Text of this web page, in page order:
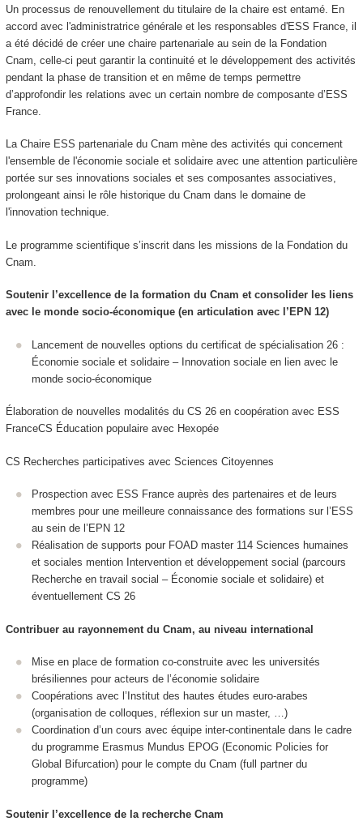
Un processus de renouvellement du titulaire de la chaire est entamé. En
accord avec l'administratrice générale et les responsables d'ESS France, il
a été décidé de créer une chaire partenariale au sein de la Fondation
Cnam, celle-ci peut garantir la continuité et le développement des activités
pendant la phase de transition et en même de temps permettre
d’approfondir les relations avec un certain nombre de composante d’ESS
France.
La Chaire ESS partenariale du Cnam mène des activités qui concernent
l'ensemble de l'économie sociale et solidaire avec une attention particulière
portée sur ses innovations sociales et ses composantes associatives,
prolongeant ainsi le rôle historique du Cnam dans le domaine de
l'innovation technique.
Le programme scientifique s’inscrit dans les missions de la Fondation du
Cnam.
Soutenir l’excellence de la formation du Cnam et consolider les liens
avec le monde socio-économique (en articulation avec l’EPN 12)
Lancement de nouvelles options du certificat de spécialisation 26 :
Économie sociale et solidaire – Innovation sociale en lien avec le
monde socio-économique
Élaboration de nouvelles modalités du CS 26 en coopération avec ESS
FranceCS Éducation populaire avec Hexopée
CS Recherches participatives avec Sciences Citoyennes
Prospection avec ESS France auprès des partenaires et de leurs
membres pour une meilleure connaissance des formations sur l’ESS
au sein de l’EPN 12
Réalisation de supports pour FOAD master 114 Sciences humaines
et sociales mention Intervention et développement social (parcours
Recherche en travail social – Économie sociale et solidaire) et
éventuellement CS 26
Contribuer au rayonnement du Cnam, au niveau international
Mise en place de formation co-construite avec les universités
brésiliennes pour acteurs de l’économie solidaire
Coopérations avec l’Institut des hautes études euro-arabes
(organisation de colloques, réflexion sur un master, …)
Coordination d’un cours avec équipe inter-continentale dans le cadre
du programme Erasmus Mundus EPOG (Economic Policies for
Global Bifurcation) pour le compte du Cnam (full partner du
programme)
Soutenir l’excellence de la recherche Cnam